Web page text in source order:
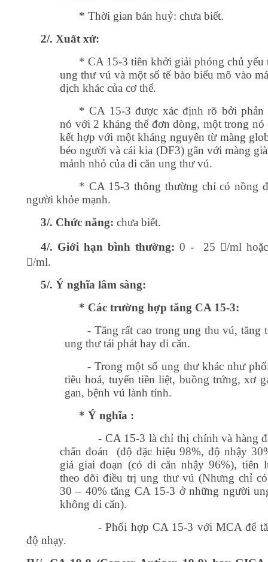
* Thời gian bán huỷ: chưa biết.
2/. Xuất xứ:
* CA 15-3 tiên khởi giải phóng chủ yếu
ung thư vú và một số tế bào biểu mô vào
dịch khác của cơ thể.
* CA 15-3 được xác định rõ bởi phản
nó với 2 kháng thể đơn dòng, một trong nó
kết hợp với một kháng nguyên từ màng
béo người và cái kia (DF3) gắn với màng
mảnh nhỏ của di căn ung thư vú.
* CA 15-3 thông thường chỉ có nồng
người khỏe mạnh.
3/. Chức năng: chưa biết.
4/. Giới hạn bình thường: 0 - 25 /ml
/ml.
5/. Ý nghĩa lâm sàng:
* Các trường hợp tăng CA 15-3:
- Tăng rất cao trong ung thu vú, tăng
ung thư tái phát hay di căn.
- Trong một số ung thư khác như
tiêu hoá, tuyến tiền liệt, buồng trứng, xơ
gan, bệnh vú lành tính.
* Ý nghĩa :
- CA 15-3 là chỉ thị chính và hàng
chẩn đoán (độ đặc hiệu 98%, độ nhậy
giá giai đoạn (có di căn nhậy 96%), tiên
theo dõi điều trị ung thư vú (Nhưng chỉ
30 – 40% tăng CA 15-3 ở những người
không di căn).
- Phối hợp CA 15-3 với MCA để
độ nhạy.